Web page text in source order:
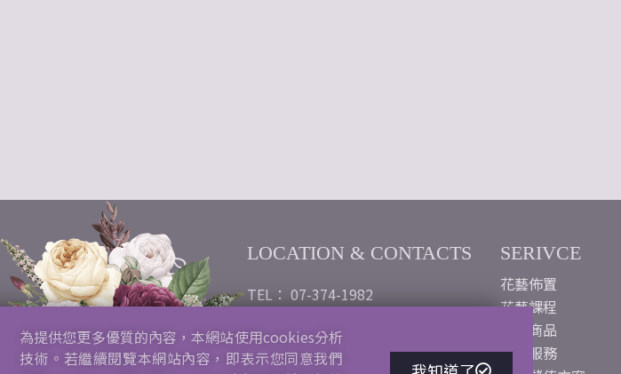
LOCATION & CONTACTS
TEL： 07-374-1982
gmail.com
SERIVCE
花藝佈置
花藝課程
花藝商品
週花服務
為提供您更多優質的內容，本網站使用cookies分析
技術。若繼續閱覽本網站內容，即表示您同意我們